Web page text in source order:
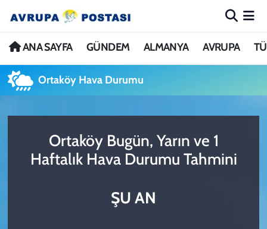
ANA SAYFA GÜNDEM ALMANYA AVRUPA
Ortaköy Hava Durumu
Ortaköy Bugün, Yarın ve 1
Haftalık Hava Durumu Tahmini
ŞU AN
ANA SAYFA
GÜNDEM
AVRUPA
TÜRKİYE
Nöbetçi Eczaneler
Hava Durumu
Trafik Durumu
Avrupa Ligi Puan Durumu ve Fikstür